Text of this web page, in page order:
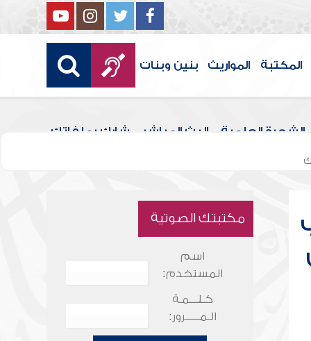
المكتبة المواريث بنين وبنات
الشجرة العلمية البث المباشر شارك بملفاتك
مكتبتك الصوتية
اسم
المستخدم:
كـلـــمـة
الـمـــــرور: